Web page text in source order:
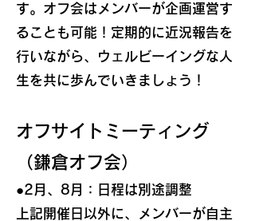
す。オフ会は メンバーが企画運営す
ることも可能！定期的に近況報告を
行いながら、ウェルビーイングな人
生を共に歩んでいきましょう！
オフサイトミーティング
（鎌倉オフ会）
●2月、8月：日程は別途調整
上記開催日以外に、メンバーが自主